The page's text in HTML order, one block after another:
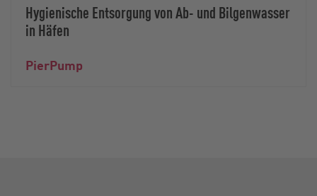
Hygienische Entsorgung von Ab- und Bilgenwasser
in Häfen
PierPump